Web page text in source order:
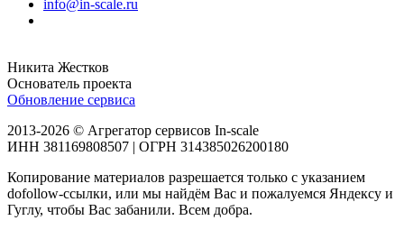
info@in-scale.ru
Никита Жестков
Основатель проекта
Обновление сервиса
2013-2026 © Агрегатор сервисов In-scale
ИНН 381169808507 | ОГРН 314385026200180
Копирование материалов разрешается только с указанием
dofollow-ссылки, или мы найдём Вас и пожалуемся Яндексу и
Гуглу, чтобы Вас забанили. Всем добра.